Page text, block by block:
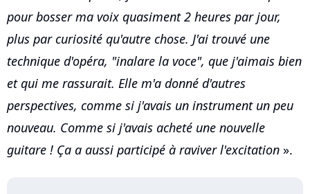
pour bosser ma voix quasiment 2 heures par jour,
plus par curiosité qu'autre chose. J'ai trouvé une
technique d'opéra, "inalare la voce", que j'aimais bien
et qui me rassurait. Elle m'a donné d'autres
perspectives, comme si j'avais un instrument un peu
nouveau. Comme si j'avais acheté une nouvelle
guitare ! Ça a aussi participé à raviver l'excitation ».